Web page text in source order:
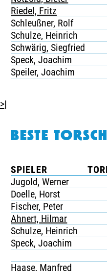
Riedel, Fritz
Schleußner, Rolf
Schulze, Heinrich
Schwärig, Siegfried
Speck, Joachim
Speiler, Joachim
>|
BESTE
SPIELER
Jugold, Werner
Doelle, Horst
Fischer, Peter
Ahnert, Hilmar
Schulze, Heinrich
Speck, Joachim
Haase, Manfred